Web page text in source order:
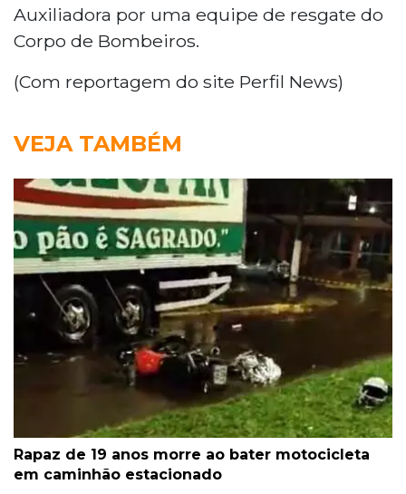
Auxiliadora por uma equipe de resgate do
Corpo de Bombeiros.
(Com reportagem do site Perfil News)
VEJA TAMBÉM
Rapaz de 19 anos morre ao bater motocicleta
em caminhão estacionado